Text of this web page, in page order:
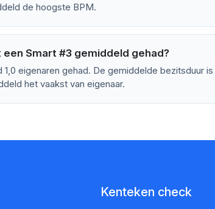
de hoogste BPM.
Smart #3 gemiddeld gehad?
eigenaren gehad. De gemiddelde bezitsduur
het vaakst van eigenaar.
Kenteken check